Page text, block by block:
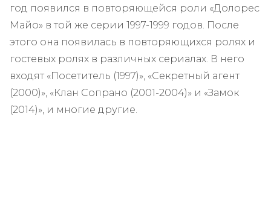
год появился в повторяющейся роли «Долорес
Майо» в той же серии 1997-1999 годов. После
этого она появилась в повторяющихся ролях и
гостевых ролях в различных сериалах. В него
входят «Посетитель (1997)», «Секретный агент
(2000)», «Клан Сопрано (2001-2004)» и «Замок
(2014)», и многие другие.